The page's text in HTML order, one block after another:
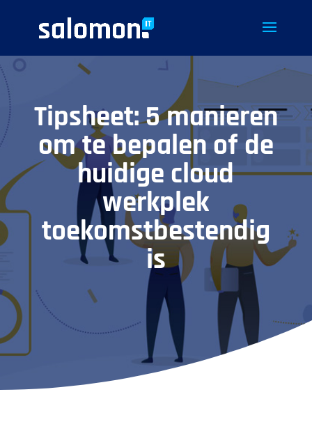
Tipsheet: 5 manieren
om te bepalen of de
huidige cloud
werkplek
toekomstbestendig
is